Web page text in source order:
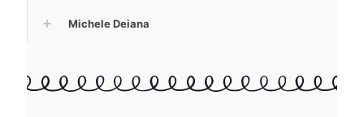
Michele Deiana